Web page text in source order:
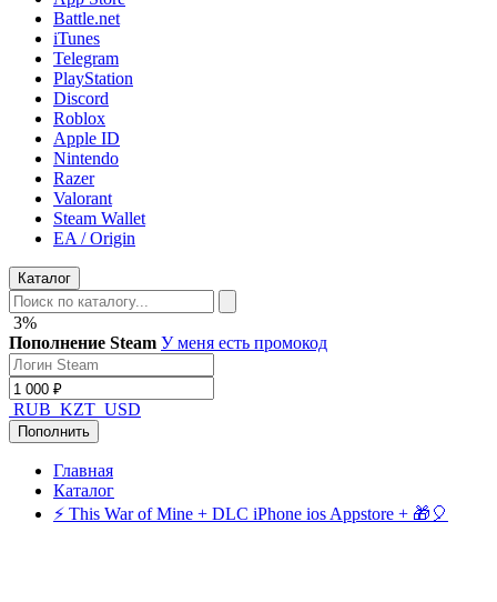
Battle.net
iTunes
Telegram
PlayStation
Discord
Roblox
Apple ID
Nintendo
Razer
Valorant
Steam Wallet
EA / Origin
Каталог
3%
Пополнение Steam У меня есть промокод
RUB KZT USD
Пополнить
Главная
Каталог
⚡️ This War of Mine + DLC iPhone ios Appstore + 🎁🎈